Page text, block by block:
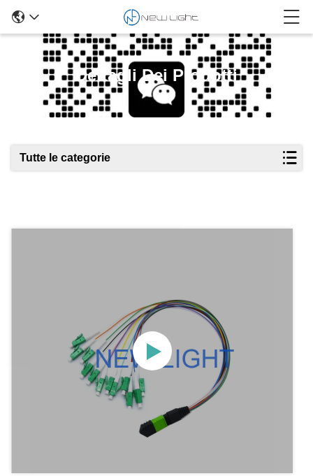
Dettagli Dei Prodotti
Tutte le categorie